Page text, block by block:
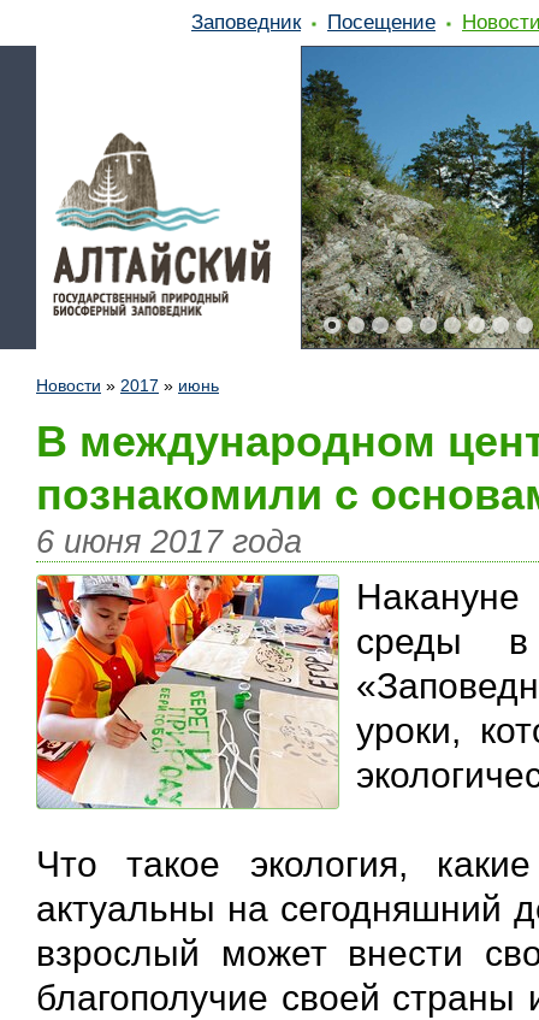
Заповедник Посещение
Новости » 2017 » июнь
В международном
познакомили с
6 июня 2017 года
среды в
уроки,
Что такое экология,
актуальны на сегодняшний
взрослый может внести
благополучие своей